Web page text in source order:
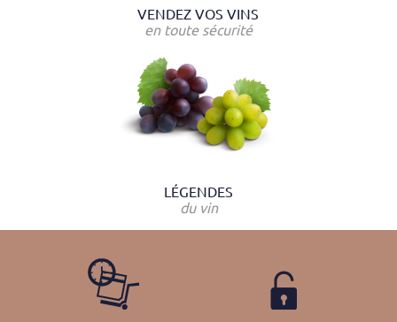
VENDEZ VOS VINS
en toute sécurité
LÉGENDES
du vin